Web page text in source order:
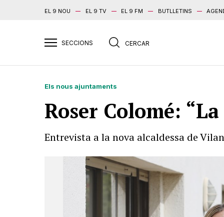
EL 9 NOU EL 9 TV EL 9 FM BUTLLETINS
Els nous ajuntaments
Roser Colomé:
Entrevista a la nova alcaldessa de